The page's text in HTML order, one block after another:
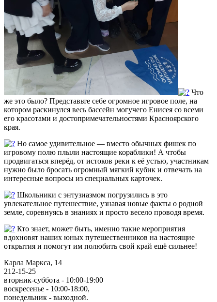
Что
же это было? Представьте себе огромное игровое поле, на
котором раскинулся весь бассейн могучего Енисея со всеми
его красотами и достопримечательностями Красноярского
края.
Но самое удивительное — вместо обычных фишек по
игровому полю плыли настоящие кораблики! А чтобы
продвигаться вперёд, от истоков реки к её устью, участникам
нужно было бросать огромный мягкий кубик и отвечать на
интересные вопросы из специальных карточек.
Школьники с энтузиазмом погрузились в это
увлекательное путешествие, узнавая новые факты о родной
земле, соревнуясь в знаниях и просто весело проводя время.
Кто знает, может быть, именно такие мероприятия
вдохновят наших юных путешественников на настоящие
открытия и помогут им полюбить свой край ещё сильнее!
Карла Маркса, 14
212-15-25
вторник-суббота - 10:00-19:00
воскресенье - 10:00-18:00,
понедельник - выходной.